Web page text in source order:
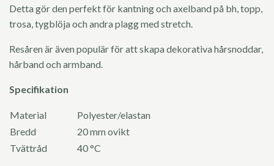
Detta gör den perfekt för kantning och axelband på bh, topp,
trosa, tygblöja och andra plagg med stretch.
Resåren är även populär för att skapa dekorativa hårsnoddar,
hårband och armband.
Specifikation
Material
Polyester/elastan
Bredd
20 mm ovikt
Tvättråd
40 °C